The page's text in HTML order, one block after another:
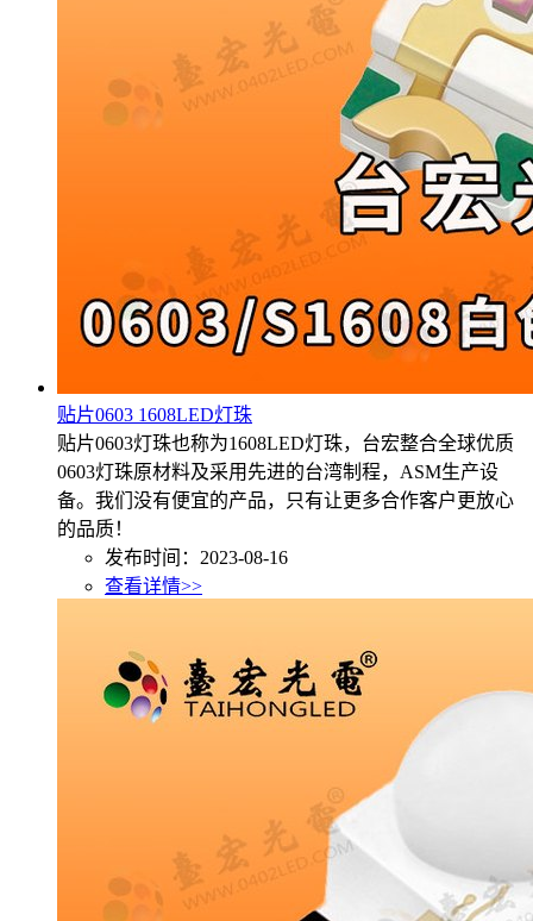
贴片0603 1608LED灯珠
贴片0603灯珠也称为1608LED灯珠，台宏整合全球优质
0603灯珠原材料及采用先进的台湾制程，ASM生产设
备。我们没有便宜的产品，只有让更多合作客户更放心
的品质！
发布时间：2023-08-16
查看详情>>